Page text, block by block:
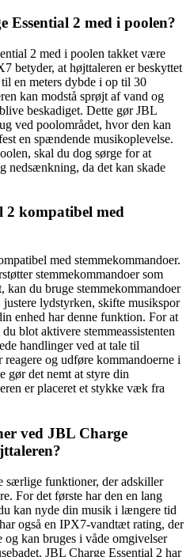
Essential 2 med i poolen?
2 med i poolen takket være
betyder, at højttaleren er beskyttet
en meters dybde i op til 30
kan modstå sprøjt af vand og
beskadiget. Dette gør JBL
ved poolområdet, hvor den kan
en spændende musikoplevelse.
skal du dog sørge for at
nedsænkning, da det kan skade
2 kompatibel med
med stemmekommandoer.
stemmekommandoer som
kan du bruge stemmekommandoer
lydstyrken, skifte musikspor
enhed har denne funktion. For at
blot aktivere stemmeassistenten
handlinger ved at tale til
og udføre kommandoerne i
gør det nemt at styre din
er placeret et stykke væk fra
ved JBL Charge
særlige funktioner, der adskiller
For det første har den en lang
kan nyde din musik i længere tid
også en IPX7-vandtæt rating, der
og kan bruges i våde omgivelser
JBL Charge Essential 2 har